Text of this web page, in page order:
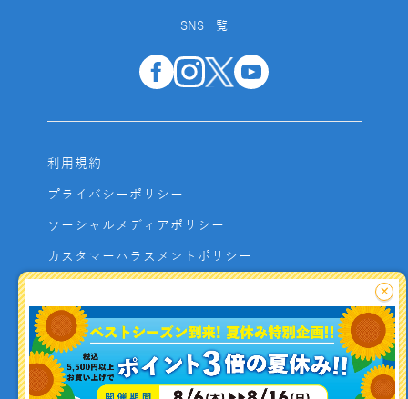
SNS一覧
利用規約
プライバシーポリシー
ソーシャルメディアポリシー
カスタマーハラスメントポリシー
よくあるご質問
お問い合わせ
利用者資金の保全方法
×